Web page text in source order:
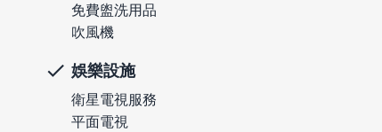
免費盥洗用品
吹風機
娛樂設施
衛星電視服務
平面電視